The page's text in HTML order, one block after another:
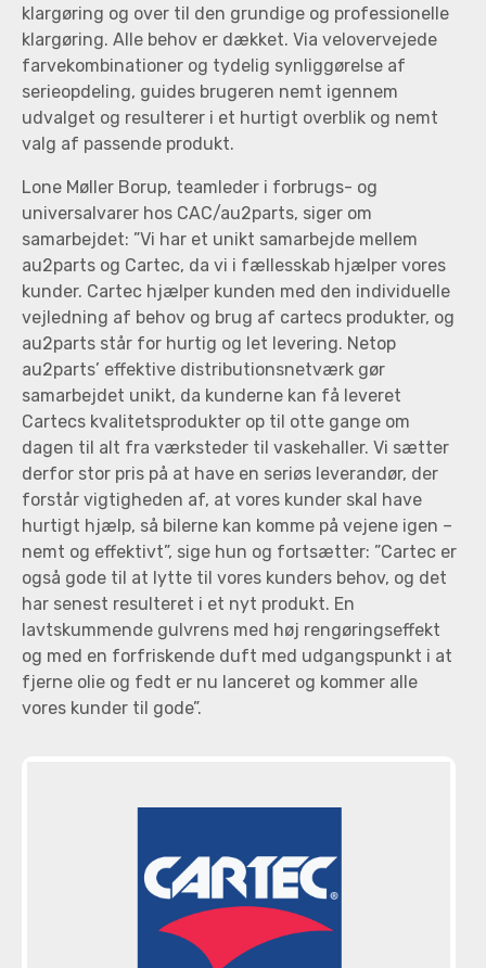
klargøring og over til den grundige og professionelle
klargøring. Alle behov er dækket. Via velovervejede
farvekombinationer og tydelig synliggørelse af
serieopdeling, guides brugeren nemt igennem
udvalget og resulterer i et hurtigt overblik og nemt
valg af passende produkt.
Lone Møller Borup, teamleder i forbrugs- og
universalvarer hos CAC/au2parts, siger om
samarbejdet: ”Vi har et unikt samarbejde mellem
au2parts og Cartec, da vi i fællesskab hjælper vores
kunder. Cartec hjælper kunden med den individuelle
vejledning af behov og brug af cartecs produkter, og
au2parts står for hurtig og let levering. Netop
au2parts’ effektive distributionsnetværk gør
samarbejdet unikt, da kunderne kan få leveret
Cartecs kvalitetsprodukter op til otte gange om
dagen til alt fra værksteder til vaskehaller. Vi sætter
derfor stor pris på at have en seriøs leverandør, der
forstår vigtigheden af, at vores kunder skal have
hurtigt hjælp, så bilerne kan komme på vejene igen –
nemt og effektivt”, sige hun og fortsætter: ”Cartec er
også gode til at lytte til vores kunders behov, og det
har senest resulteret i et nyt produkt. En
lavtskummende gulvrens med høj rengøringseffekt
og med en forfriskende duft med udgangspunkt i at
fjerne olie og fedt er nu lanceret og kommer alle
vores kunder til gode”.